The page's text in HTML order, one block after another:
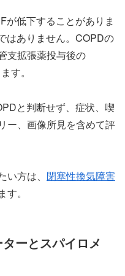
が低下することがありま
はありません。COPDの
支拡張薬投与後の
す。
と判断せず、症状、喫
ー、画像所見を含めて評
方は、 閉塞性換気障害
。
ーとスパイロメ